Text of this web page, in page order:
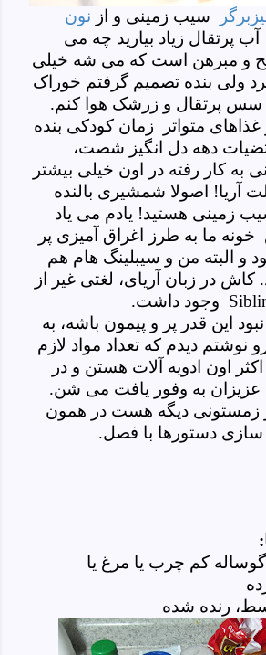
سیب زمینی و از نون
آب پرتقال زیاد بیارید چه می
و مبرهن است که می شه خیلی
ولی بنده تصمیم گرفتم خوراک
پرتقال و زرشک هوا کنم.
متواتر زمان کودکی بنده
دهه دل انگیز شصت،
به کار رفته در اون خیلی بیشتر
آریا! اصولا شمشیری بالنده
زمینی هستید! یادم می یاد
ما به طرز اغراق آمیزی پر
و البته من و سیبلینگ هام هم
در زبان آریای، لغتی غیر از
وجود داشت.
این قدر پر و پیمون باشه، به
نوشتم دیدم که تعداد مواد لازم
اون ادویه آلات هستن و در
عزیزان به وفور یافت می شن.
زمستونی دیگه هست در همون
سازی دستورها با فصل.
کم چرب یا مرغ یا
رنده شده